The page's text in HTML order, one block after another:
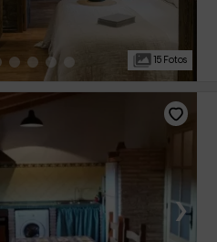
15 Fotos
›